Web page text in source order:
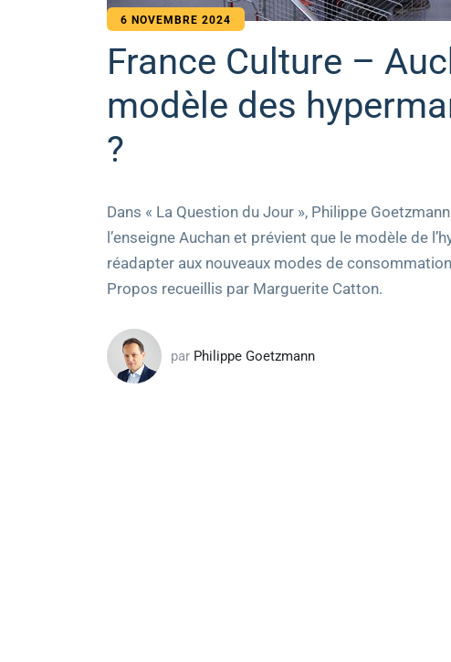
6 NOVEMBRE 2024
France Culture –
modèle des
?
Dans « La Question du Jour », Philippe
l’enseigne Auchan et prévient que le modèle de
réadapter aux nouveaux modes de
Propos recueillis par Marguerite Catton.
par Philippe Goetzmann